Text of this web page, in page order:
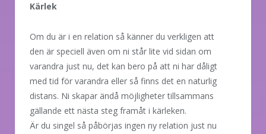
Kärlek
Om du är i en relation så känner du verkligen att
den är speciell även om ni står lite vid sidan om
varandra just nu, det kan bero på att ni har dåligt
med tid för varandra eller så finns det en naturlig
distans. Ni skapar ändå möjligheter tillsammans
gällande ett nästa steg framåt i kärleken.
Är du singel så påbörjas ingen ny relation just nu